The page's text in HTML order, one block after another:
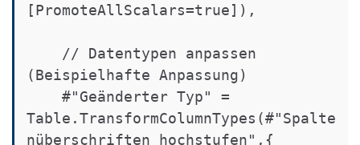
[PromoteAllScalars=true]),
(Beispielhafte Anpassung)
Table.TransformColumnTypes(#"Spalte
nüberschriften hochstufen",{